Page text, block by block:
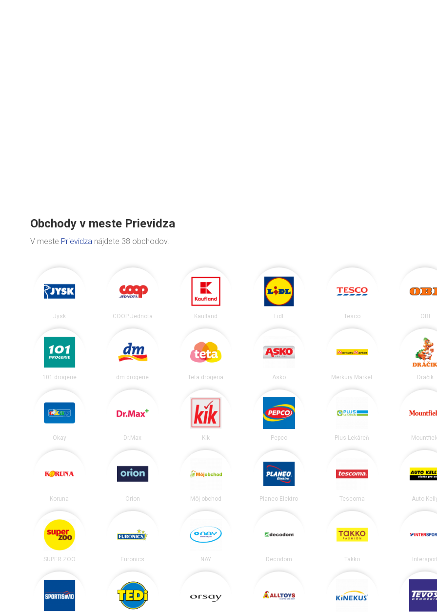
Obchody v meste Prievidza
V meste Prievidza nájdete 38 obchodov.
Jysk COOP Jednota Kaufland Lidl Tesco OBI
101 drogerie dm drogerie Teta drogéria Asko Merkury Market Dráčik
Okay Dr.Max Kik Pepco Plus Lekáreň
Koruna Orion Môj obchod Planeo Elektro Tescoma Auto
SUPER ZOO Euronics NAY Decodom Takko